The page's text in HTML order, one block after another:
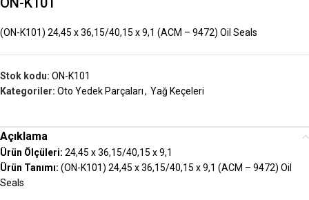
(ON-K101) 24,45 x 36,15/40,15 x 9,1 (ACM – 9472) Oil Seals
Stok kodu: ON-K101
Kategoriler: Oto Yedek Parçaları, Yağ Keçeleri
Açıklama
Ürün Ölçüleri: 24,45 x 36,15/40,15 x 9,1
Ürün Tanımı: (ON-K101) 24,45 x 36,15/40,15 x 9,1 (ACM – 9472) Oil
Seals